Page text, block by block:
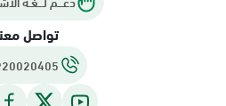
تواصل